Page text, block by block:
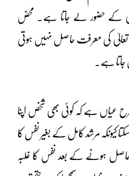
کے حضور لے جاتا ہے۔ محض
تعالیٰ کی معرفت حاصل نہیں ہوتی
ہے۔
عیاں ہے کہ کوئی بھی شخص اپنا
کیونکہ مرشد کامل کے بغیر نفس کا
حاصل ہونے کے بعد نفس کا غلبہ